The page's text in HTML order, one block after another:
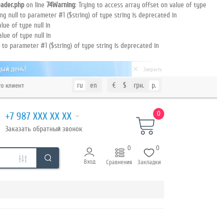
on line 74Warning: Trying to access array offset on value of type
null to parameter #1 ($string) of type string is deprecated in
of type null in
of type null in
to parameter #1 ($string) of type string is deprecated in
Закрыть
€ $ грн. р.
ru en
+7 987 XXX XX XX
Заказатьобратныйзвонок
0
0
Закладки
0
Сравнения
Вход